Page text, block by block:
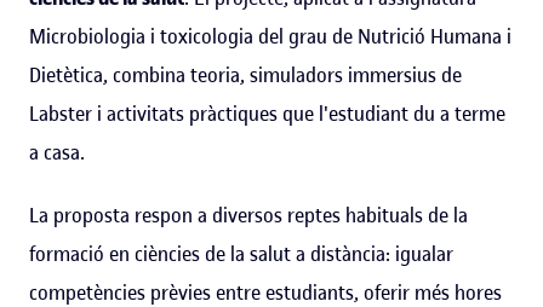
Microbiologia i toxicologia del grau de Nutrició Humana i
Dietètica, combina teoria, simuladors immersius de
Labster i activitats pràctiques que l'estudiant du a terme
a casa.
La proposta respon a diversos reptes habituals de la
formació en ciències de la salut a distància: igualar
competències prèvies entre estudiants, oferir més hores